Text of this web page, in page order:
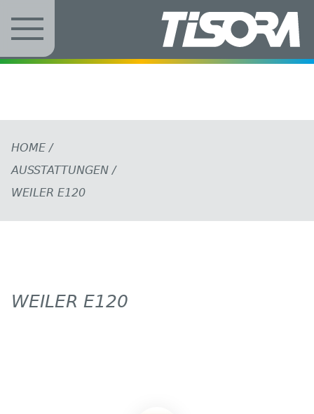
HOME /
AUSSTATTUNGEN /
WEILER E120
WEILER E120